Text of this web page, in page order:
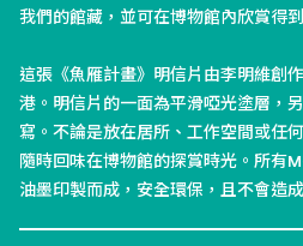
我們的館藏，並可在博物館內欣賞得到
這張《魚雁計畫》明信片由李明維創
港。明信片的一面為平滑啞光塗層，
寫。不論是放在居所、工作空間或任
隨時回味在博物館的探賞時光。所有
油墨印製而成，安全環保，且不會造